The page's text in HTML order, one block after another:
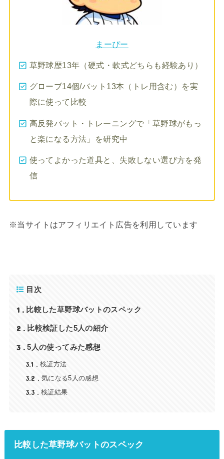
まーぴー
草野球歴13年（硬式・軟式どちらも経験あり）
グローブ14個/バット13本（トレ用含む）を実
際に使って比較
高反発バット・トレーニングで「草野球がもっ
と楽になる方法」を研究中
使ってよかった道具と、失敗しない選び方を発
信
※当サイトはアフィリエイト広告を利用しています
目次
1 比較した草野球バットのスペック
2 比較検証した5人の紹介
3 5人の使ってみた感想
3.1 検証方法
3.2 気になる5人の感想
3.3 検証結果
比較した草野球バットのスペック